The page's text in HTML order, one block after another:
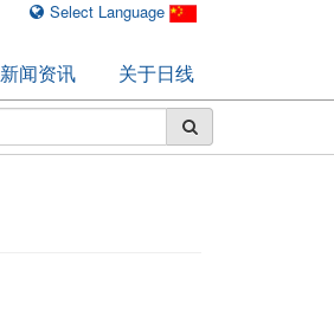
Select Language
新闻资讯 关于日线